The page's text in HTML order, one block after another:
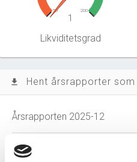
50 200
1
Likviditetsgrad
file_download Hent årsrapporter som
Årsrapporten 2025-12
Årsrapporten 2024-12